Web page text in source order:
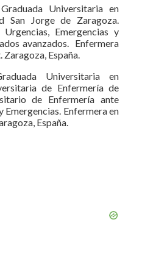
Universitaria en
San Jorge de Zaragoza.
Emergencias y
avanzados. Enfermera
España.
Universitaria en
de Enfermería de
de Enfermería ante
Enfermera en
España.